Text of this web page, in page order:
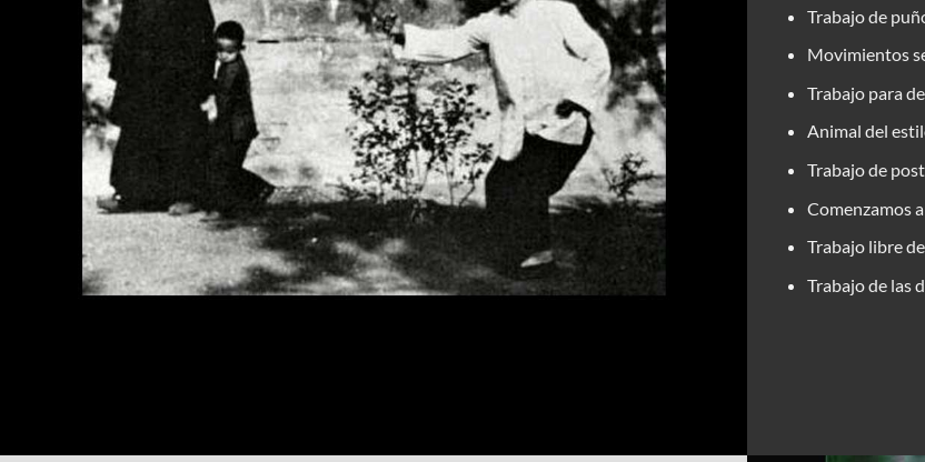
Trabajo de
Movimientos
Trabajo para
Animal del
Trabajo de
Comenzamos
Trabajo libre
Trabajo de las